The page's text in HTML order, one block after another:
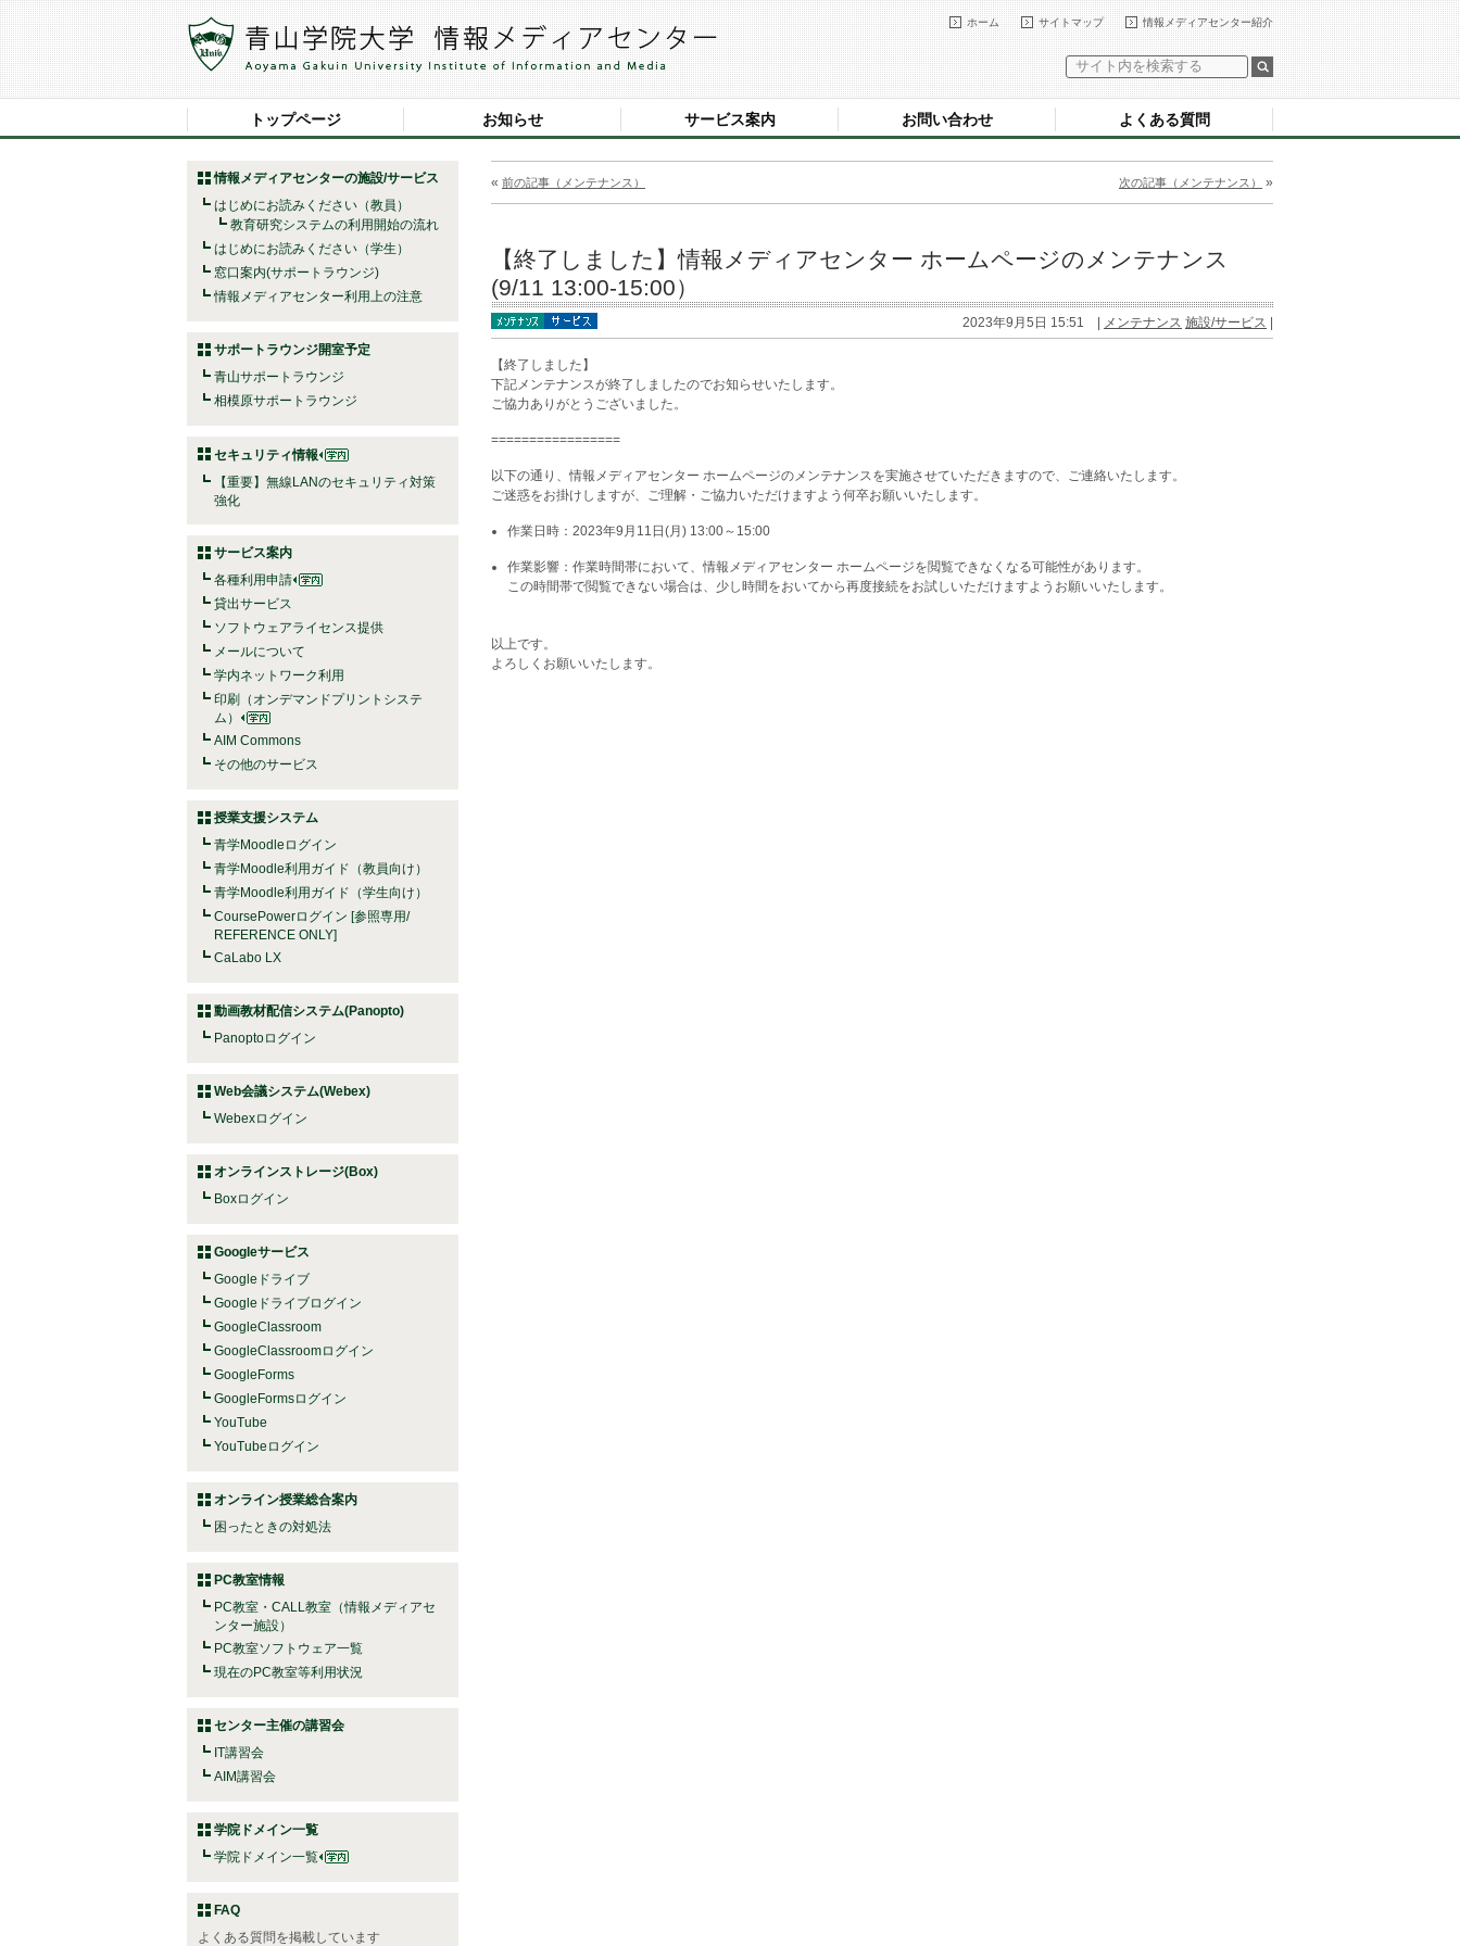
情報メディアセンター紹介
サイトマップ
ホーム
トップページ お知らせ サービス案内 お問い合わせ よくある質問
情報メディアセンターの施設/サービス
はじめにお読みください（教員）
教育研究システムの利用開始の流れ
はじめにお読みください（学生）
窓口案内(サポートラウンジ)
情報メディアセンター利用上の注意
サポートラウンジ開室予定
青山サポートラウンジ
相模原サポートラウンジ
セキュリティ情報
【重要】無線LANのセキュリティ対策
強化
サービス案内
各種利用申請
貸出サービス
ソフトウェアライセンス提供
メールについて
学内ネットワーク利用
印刷（オンデマンドプリントシステ
ム）
AIM Commons
その他のサービス
授業支援システム
青学Moodleログイン
青学Moodle利用ガイド（教員向け）
青学Moodle利用ガイド（学生向け）
CoursePowerログイン [参照専用/
REFERENCE ONLY]
CaLabo LX
動画教材配信システム(Panopto)
Panoptoログイン
Web会議システム(Webex)
Webexログイン
オンラインストレージ(Box)
Boxログイン
Googleサービス
Googleドライブ
Googleドライブログイン
GoogleClassroom
GoogleClassroomログイン
GoogleForms
GoogleFormsログイン
YouTube
YouTubeログイン
オンライン授業総合案内
困ったときの対処法
PC教室情報
PC教室・CALL教室（情報メディアセ
ンター施設）
PC教室ソフトウェア一覧
現在のPC教室等利用状況
センター主催の講習会
IT講習会
AIM講習会
学院ドメイン一覧
学院ドメイン一覧
FAQ
よくある質問を掲載しています
« 前の記事（メンテナンス） 次の記事（メンテナンス） »
【終了しました】情報メディアセンター ホームページのメンテナンス
(9/11 13:00-15:00）
2023年9月5日 15:51 | メンテナンス 施設/サービス
【終了しました】
下記メンテナンスが終了しましたのでお知らせいたします。
ご協力ありがとうございました。
=================
以下の通り、情報メディアセンター ホームページのメンテナンスを実施させていただきますので、ご連絡いたします。
ご迷惑をお掛けしますが、ご理解・ご協力いただけますよう何卒お願いいたします。
作業日時：2023年9月11日(月) 13:00～15:00
作業影響：作業時間帯において、情報メディアセンター ホームページを閲覧できなくなる可能性があります。
この時間帯で閲覧できない場合は、少し時間をおいてから再度接続をお試しいただけますようお願いいたします。
以上です。
よろしくお願いいたします。